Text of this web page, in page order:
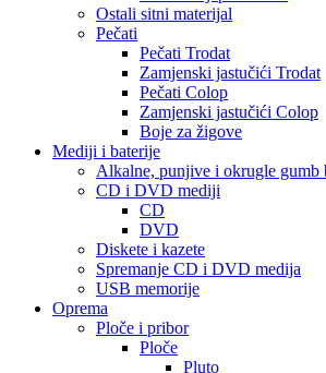
Ostali sitni materijal
Pečati
Pečati Trodat
Zamjenski jastučići Trodat
Pečati Colop
Zamjenski jastučići Colop
Boje za žigove
Mediji i baterije
Alkalne, punjive i okrugle gumb
CD i DVD mediji
CD
DVD
Diskete i kazete
Spremanje CD i DVD medija
USB memorije
Oprema
Ploče i pribor
Ploče
Pluto